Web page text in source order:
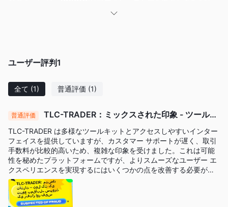
運営されており、非規制であることを
や保護策に従っていることを保証する手段がないからです。
利点と欠点
TLC-Traderは、潜在的なクライアントを妨げる重要な課題に直面
非規制であるため、金融当局の監督がなく、セキュリティや透明
性に関する取引者のリスクが増加する可能性があります。
同社は、$100という比較的高い最低入金額を要求しており、規制
の保護の保証がない場合、初心者投資家にとって障壁となる可能
性があります。
公式ウェブサイトへのアクセスの困難さは、同社との関わりやサ
ユーザー評判1
全て (1) 普通評価 (1)
普通評価
TLC-TRADER：ミックスされた印象 - ツールキ
ットの多様性 vs. サポートの速度と手数料
TLC-TRADER は多様なツールキットとアクセスしやすいインター
フェイスを提供していますが、カスタマー サポートが遅く、取引
手数料が比較的高いため、複雑な印象を受けました。これは可能
性を秘めたプラットフォームですが、よりスムーズなユーザー エ
クスペリエンスを実現するにはいくつかの点を改善する必要があ
ります。